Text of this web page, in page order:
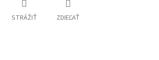
STRÁŽIŤ ZDIEĽAŤ